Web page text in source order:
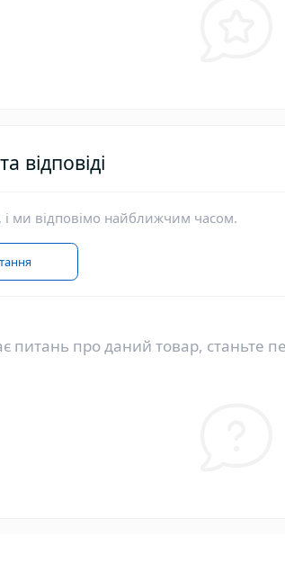
відповіді
і ми відповімо найближчим часом.
питань про даний товар, станьте